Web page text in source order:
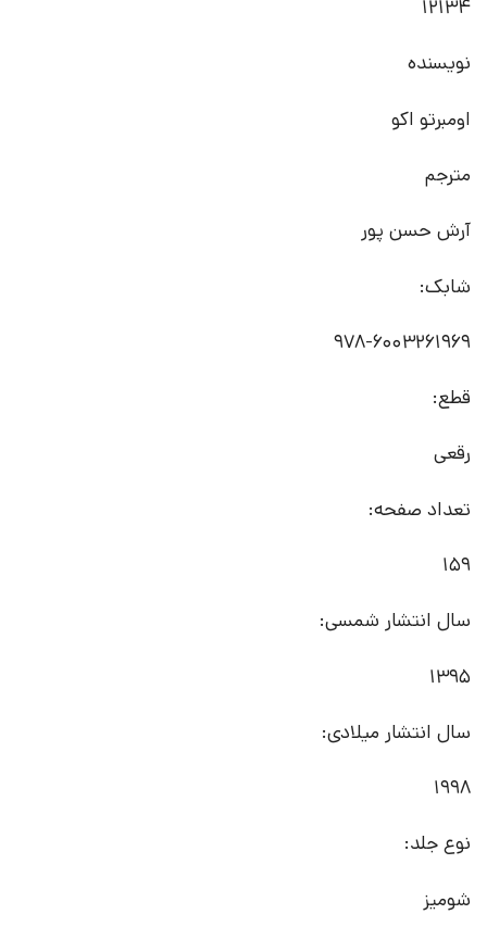
12134
نویسنده
اومبرتو اکو
مترجم
آرش حسن پور
شابک:
978-6003261969
قطع:
رقعی
تعداد صفحه:
159
سال انتشار شمسی:
1395
سال انتشار میلادی:
1998
نوع جلد:
شومیز